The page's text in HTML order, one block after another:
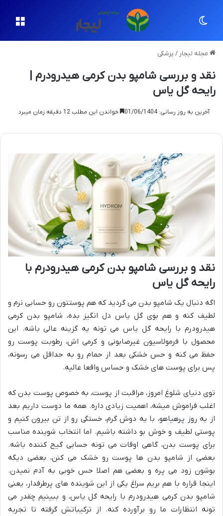
مجله لیجار / پزشکی
نقد و بررسی شامپو بدن کرمی هیدرودرم |
رایحه گل یاس
آخرین به روز رسانی: 01/06/1404 خواندن این مطلب 12 دقیقه زمان میبرد
نقد و بررسی شامپو بدن کرمی هیدرودرم با
رایحه گل یاس
اگه دنبال یک شامپو بدن می گردید که هم پوستتون رو حسابی نرم و
لطیف کنه و هم بوی گل یاس دل انگیز بده، شامپو بدن کرمی
هیدرودرم با رایحه گل یاس می تونه یه گزینه عالی باشه. این
محصول با فرمولاسیون غیرصابونی و کرمی اش، رطوبت پوست رو
حفظ می کنه و حس خشکی بعد از حمام رو به حداقل می رسونه،
پس برای پوست های خشک و حساس واقعا عالیه.
توی دنیای شلوغ امروز، مراقبت از پوست، به خصوص پوست بدن که
اغلب فراموش میشه، اهمیت زیادی داره. همه ما دوست داریم بعد
از یه روز پرهیاهو، با یه دوش گرم، خستگی رو از تن بیرون کنیم و
پوستی لطیف و خوش بو داشته باشیم. اما انتخاب شوینده مناسب
برای پوست بدن، گاهی اوقات می تونه حسابی گیج کننده باشه.
بعضی از شامپو بدن ها پوست رو خشک می کنن، بعضی دیگه
بوشون زود می پره و بعضی هم اصلا حس خوبی به آدم نمیدن.
اینجا قراره با هم بریم سراغ یکی از این شوینده های پرطرفدار، یعنی
شامپو بدن کرمی هیدرودرم با رایحه گل یاس، و ببینیم چقدر می
تونه انتظارات ما رو برآورده کنه. از ترکیباتش گرفته تا تجربه